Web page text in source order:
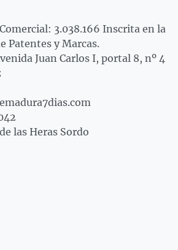
3.038.166 Inscrita en la
Patentes y Marcas.
Juan Carlos I, portal 8, nº 4
las Heras Sordo